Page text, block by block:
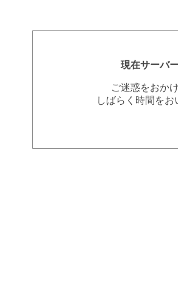
現在サーバ
ご迷惑をおか
しばらく時間を